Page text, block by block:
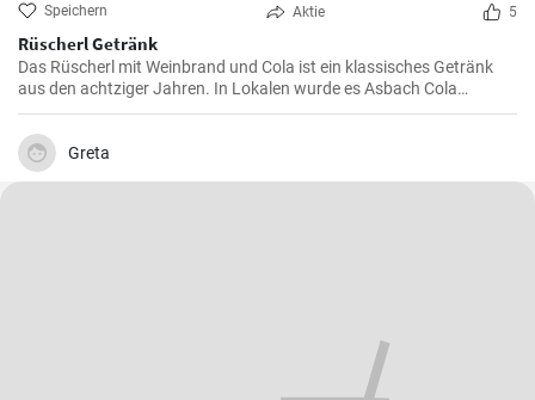
Speichern Aktie 5
Rüscherl Getränk
Das Rüscherl mit Weinbrand und Cola ist ein klassisches Getränk
aus den achtziger Jahren. In Lokalen wurde es Asbach Cola
genannt nach dem bekannten Weinbrand. Mischen sie es selber
zuhause !
Greta